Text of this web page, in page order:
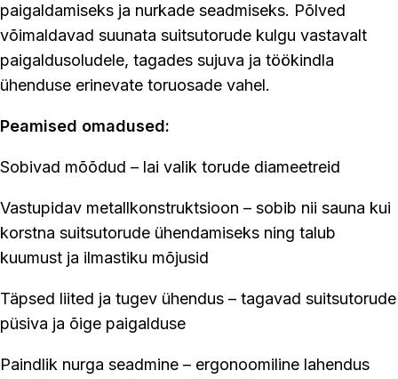
paigaldamiseks ja nurkade seadmiseks. Põlved
võimaldavad suunata suitsutorude kulgu vastavalt
paigaldusoludele, tagades sujuva ja töökindla
ühenduse erinevate toruosade vahel.
Peamised omadused:
Sobivad mõõdud – lai valik torude diameetreid
Vastupidav metallkonstruktsioon – sobib nii sauna kui
korstna suitsutorude ühendamiseks ning talub
kuumust ja ilmastiku mõjusid
Täpsed liited ja tugev ühendus – tagavad suitsutorude
püsiva ja õige paigalduse
Paindlik nurga seadmine – ergonoomiline lahendus